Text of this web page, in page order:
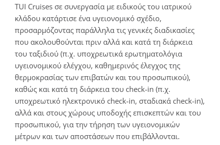
TUI Cruises σε συνεργασία με ειδικούς του ιατρικού
κλάδου κατάρτισε ένα υγειονομικό σχέδιο,
προσαρμόζοντας παράλληλα τις γενικές διαδικασίες
που ακολουθούνται πριν αλλά και κατά τη διάρκεια
του ταξιδιού (π.χ. υποχρεωτικά ερωτηματολόγια
υγειονομικού ελέγχου, καθημερινός έλεγχος της
θερμοκρασίας των επιβατών και του προσωπικού),
καθώς και κατά τη διάρκεια του check-in (π.χ.
υποχρεωτικό ηλεκτρονικό check-in, σταδιακά check-in),
αλλά και στους χώρους υποδοχής επισκεπτών και του
προσωπικού, για την τήρηση των υγειονομικών
μέτρων και των αποστάσεων που επιβάλλονται.